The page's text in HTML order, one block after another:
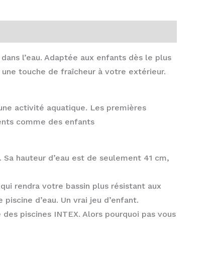
l’eau. Adaptée aux enfants dès le plus
touche de fraîcheur à votre extérieur.
activité aquatique. Les premières
comme des enfants
hauteur d’eau est de seulement 41 cm,
rendra votre bassin plus résistant aux
d’eau. Un vrai jeu d’enfant.
piscines INTEX. Alors pourquoi pas vous